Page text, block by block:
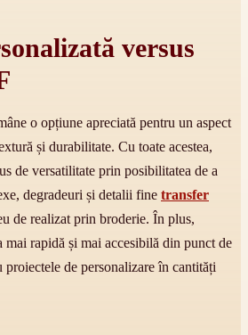
versus
o opțiune apreciată pentru un aspect
și durabilitate. Cu toate acestea,
de versatilitate prin posibilitatea de a
degradeuri și detalii fine transfer
de realizat prin broderie. În plus,
mai rapidă și mai accesibilă din punct de
de personalizare în cantități